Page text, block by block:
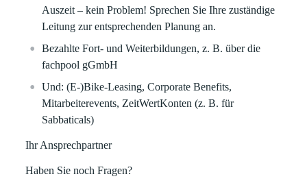
Auszeit – kein Problem! Sprechen Sie Ihre zuständige
Leitung zur entsprechenden Planung an.
Bezahlte Fort- und Weiterbildungen,z. B. über die
fachpool gGmbH
Und: (E-)Bike-Leasing, Corporate Benefits,
Mitarbeiterevents, ZeitWertKonten (z. B. für
Sabbaticals)
Ihr Ansprechpartner
Haben Sie noch Fragen?